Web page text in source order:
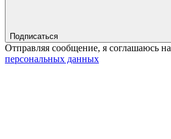
Подписаться
Отправляя сообщение, я соглашаюсь на
персональных данных